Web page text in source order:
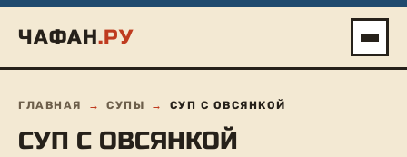
содержимому
ЧАФАН.РУ
ГЛАВНАЯ → СУПЫ → СУП С ОВСЯНКОЙ
СУП С ОВСЯНКОЙ